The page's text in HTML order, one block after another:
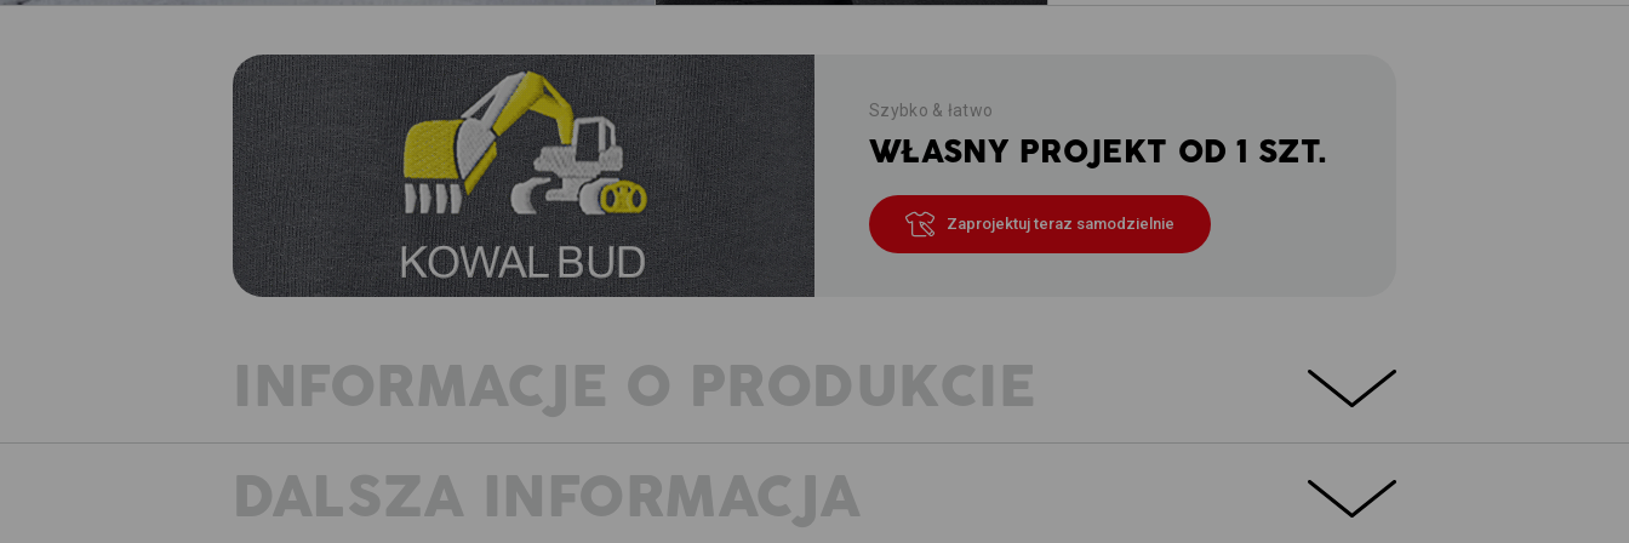
Szybko & łatwo
WŁASNY PROJEKT OD 1 SZT.
Zaprojektuj teraz samodzielnie
INFORMACJE O PRODUKCIE
SZORTY Z TAKTYCZNĄ PRZEWAGĄ
Ultralekki materiał Ripstop – idealny na upalne dni
DALSZA INFORMACJA